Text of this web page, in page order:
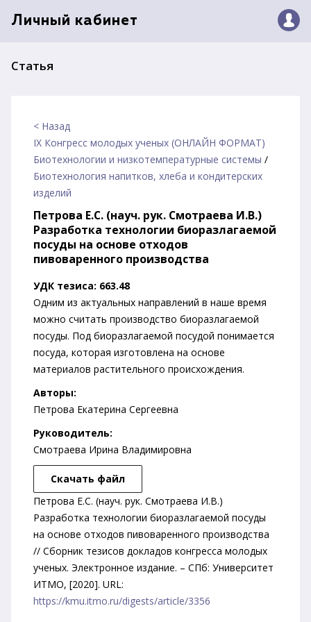
Личный кабинет
Статья
< Назад
IX Конгресс молодых ученых (ОНЛАЙН ФОРМАТ)
Биотехнологии и низкотемпературные системы /
Биотехнология напитков, хлеба и кондитерских
изделий
Петрова Е.С. (науч. рук. Смотраева И.В.)
Разработка технологии биоразлагаемой
посуды на основе отходов
пивоваренного производства
УДК тезиса: 663.48
Одним из актуальных направлений в наше время
можно считать производство биоразлагаемой
посуды. Под биоразлагаемой посудой понимается
посуда, которая изготовлена на основе
материалов растительного происхождения.
Авторы:
Петрова Екатерина Сергеевна
Руководитель:
Смотраева Ирина Владимировна
Скачать файл
Петрова Е.С. (науч. рук. Смотраева И.В.)
Разработка технологии биоразлагаемой посуды
на основе отходов пивоваренного производства
// Сборник тезисов докладов конгресса молодых
ученых. Электронное издание. – СПб: Университет
ИТМО, [2020]. URL:
https://kmu.itmo.ru/digests/article/3356